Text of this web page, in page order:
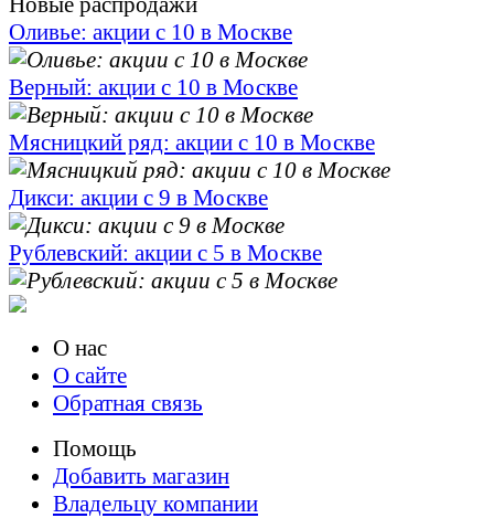
Оливье: акции с 10 в Москве
Верный: акции с 10 в Москве
Мясницкий ряд: акции с 10 в Москве
Дикси: акции с 9 в Москве
Рублевский: акции с 5 в Москве
О нас
О сайте
Обратная связь
Помощь
Добавить магазин
Владельцу компании